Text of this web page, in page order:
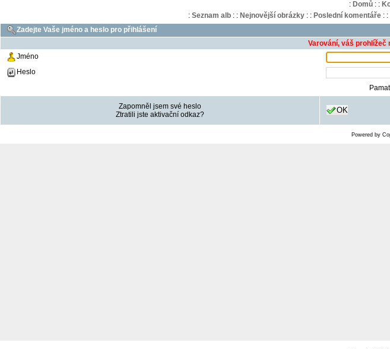
: Domů : :
: Seznam alb: : Nejnovější obrázky: : Poslední komentáře: :
Zadejte Vaše jméno a heslo pro přihlášení
Varování, váš
Jméno
Heslo
Zapomněl jsem své heslo
Ztratili jste aktivační odkaz?
OK
Powered by